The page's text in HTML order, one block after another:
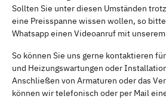
Sollten Sie unter diesen Umständen
eine Preisspanne wissen wollen, so
Whatsapp einen Videoanruf mit
So können Sie uns gerne kontaktieren
und Heizungswartungen oder
Anschließen von Armaturen oder das
können wir telefonisch oder per Mail